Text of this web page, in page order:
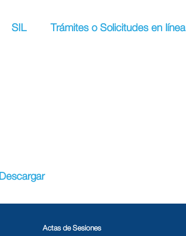
SIL Trámites o Solicitudes en línea
Descargar
Actas de Sesiones